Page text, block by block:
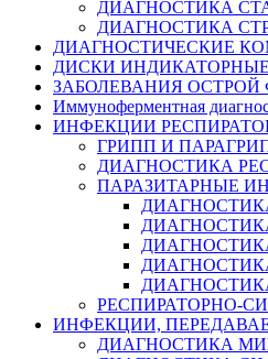
ДИАГНОСТИКА
ДИАГНОСТИКА
ДИАГНОСТИЧЕСКИЕ
ДИСКИ
ЗАБОЛЕВАНИЯ ОСТРОЙ
Иммуноферментная
ИНФЕКЦИИ
ГРИПП И
ДИАГНОСТИКА
ПАРАЗИТАРНЫЕ
РЕСПИРАТОРНО-
ИНФЕКЦИИ,
ДИАГНОСТИКА